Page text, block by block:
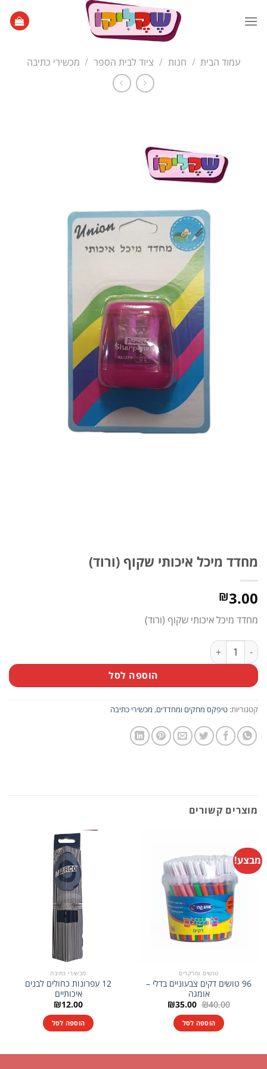
עמוד הבית / חנות / ציוד לבית הספר / מכשירי כתיבה
מחדד מיכל איכותי שקוף (ורוד)
₪3.00
מחדד מיכל איכותי שקוף (ורוד)
כמות של מחדד מיכל איכותי שקוף (ורוד)
הוספה לסל
קטגוריות: טיפקס מחקים ומחדדים, מכשירי כתיבה
מוצרים קשורים
מבצע!
טושים ומרקרים
96 טושים דקים צבעוניים בדלי –
אומגה
₪40.00 המחיר
המקורי
היה:
₪40.00.
₪35.00 המחיר
הנוכחי
הוספה לסל
מכשירי כתיבה
12 עפרונות כחולים לבנים
איכותיים
₪12.00
הוספה לסל